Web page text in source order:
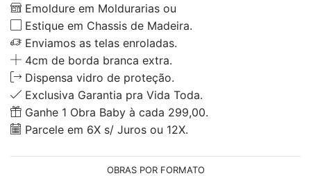
Emoldure em Moldurarias ou
Estique em Chassis de Madeira.
Enviamos as telas enroladas.
4cm de borda branca extra.
Dispensa vidro de proteção.
Exclusiva Garantia pra Vida Toda.
Ganhe 1 Obra Baby à cada 299,00.
Parcele em 6X s/ Juros ou 12X.
OBRAS POR FORMATO